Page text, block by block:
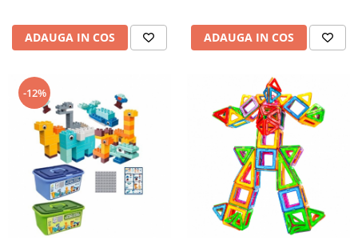
ADAUGA IN COS ADAUGA IN COS
-12%